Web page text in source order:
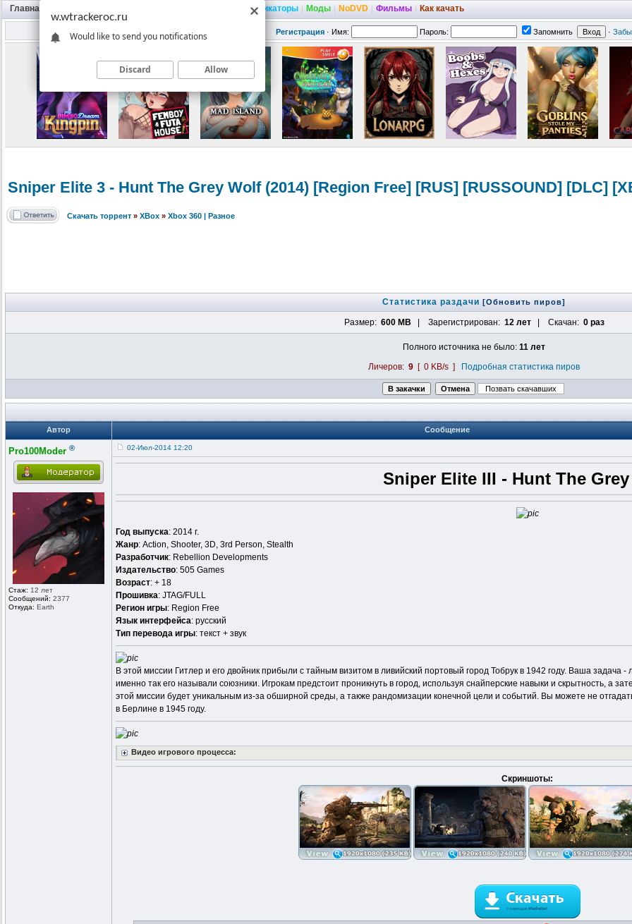
Главная Русификаторы Моды NoDVD Фильмы Как качать
Регистрация · Имя: Пароль: Запомнить ·
Sniper Elite 3 - Hunt The Grey Wolf (2014) [Region Free] [RUS] [RUSSOUND] [DLC]
Скачать торрент » XBox » Xbox 360 | Разное
Статистика раздачи [Обновить пиров]
Размер: 600 MB | Зарегистрирован: 12 лет| Скачан: 0 раз
Полного источника не было: 11 лет
Личеров: 9 [ 0 KB/s ] Подробная статистика пиров
Автор Сообщение
Pro100Moder ®
Стаж: 12 лет
Сообщений: 2377
Откуда: Earth
02-Июл-2014 12:20
Sniper Elite III - Hunt The
Год выпуска: 2014 г.
Жанр: Action, Shooter, 3D, 3rd Person, Stealth
Разработчик: Rebellion Developments
Издательство: 505 Games
Возраст: + 18
Прошивка: JTAG/FULL
Регион игры: Region Free
Язык интерфейса: русский
Тип перевода игры: текст + звук
В этой миссии Гитлер и его двойник прибыли с тайным визитом в ливийский портовый город Тобрук в 1942 году. Ваша задача
именно так его называли союзники. Игрокам предстоит проникнуть в город, используя снайперские навыки и скрытность,
этой миссии будет уникальным из-за обширной среды, а также рандомизации конечной цели и событий. Вы можете не
в Берлине в 1945 году.
Видео игрового процесса:
Скриншоты:
w.wtrackeroc.ru
Would like to send you notifications
Discard Allow